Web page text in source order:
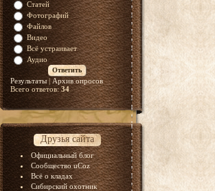
Статей
Фотографий
Файлов
Видео
Всё устраивает
Аудио
Результаты|Архив опросов
Всего ответов:34
Друзья сайта
Официальный блог
Сообщество uCoz
Всё о кладах
Сибирский охотник